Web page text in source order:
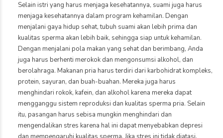
Selain istri yang harus menjaga kesehatannya, suami juga harus
menjaga kesehatannya dalam program kehamilan. Dengan
menjalani gaya hidup sehat, tubuh suami akan lebih prima dan
kualitas sperma akan lebih baik, sehingga siap untuk kehamilan.
Dengan menjalani pola makan yang sehat dan berimbang, Anda
juga harus berhenti merokok dan mengonsumsi alkohol, dan
berolahraga. Makanan pria harus terdiri dari karbohidrat kompleks,
protein, sayuran, dan buah-buahan. Mereka juga harus
menghindari rokok, kafein, dan alkohol karena mereka dapat
mengganggu sistem reproduksi dan kualitas sperma pria. Selain
itu, pasangan harus sebisa mungkin menghindari dan
mengendalikan stres karena hal ini dapat menyebabkan depresi